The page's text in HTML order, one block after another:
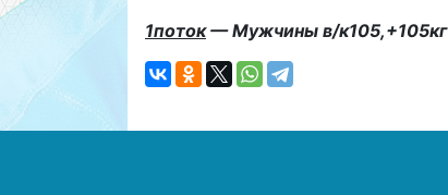
1поток— Мужчины в/к105,+105кг